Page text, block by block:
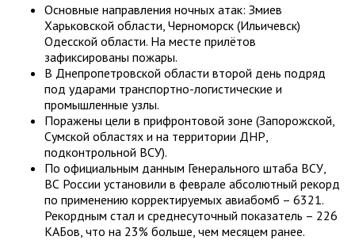
Основные направления ночных атак: Змиев
Харьковской области, Черноморск (Ильичевск)
Одесской области. На месте прилётов
зафиксированы пожары.
В Днепропетровской области второй день подряд
под ударами транспортно-логистические и
промышленные узлы.
Поражены цели в прифронтовой зоне (Запорожской,
Сумской областях и на территории ДНР,
подконтрольной ВСУ).
По официальным данным Генерального штаба ВСУ,
ВС России установили в феврале абсолютный рекорд
по применению корректируемых авиабомб – 6321.
Рекордным стал и среднесуточный показатель – 226
КАБов, что на 23% больше, чем месяцем ранее.